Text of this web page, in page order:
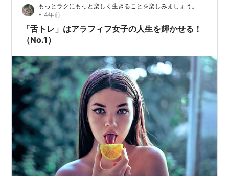
て、歯の欠損やあごの骨にダメージが加…
もっとラクにもっと楽しく生きることを楽しみましょう。
• 4年前
「舌トレ」はアラフィフ女子の人生を輝かせる！
（No.1）